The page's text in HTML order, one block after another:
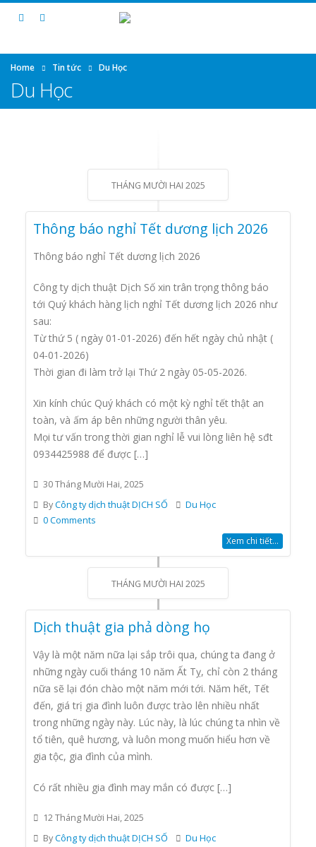
Home Tin tức Du Học
Du Học
THÁNG MƯỜI HAI 2025
Thông báo nghỉ Tết dương lịch 2026
Thông báo nghỉ Tết dương lịch 2026
Công ty dịch thuật Dịch Số xin trân trọng thông báo
tới Quý khách hàng lịch nghỉ Tết dương lịch 2026 như
sau:
Từ thứ 5 ( ngày 01-01-2026) đến hết ngày chủ nhật (
04-01-2026)
Thời gian đi làm trở lại Thứ 2 ngày 05-05-2026.
Xin kính chúc Quý khách có một kỳ nghỉ tết thật an
toàn, và ấm áp bên những người thân yêu.
Mọi tư vấn trong thời gian nghỉ lễ vui lòng liên hệ sđt
0934425988 để được […]
30 Tháng Mười Hai, 2025
ByCông ty dịch thuật DỊCH SỐ
Du Học
0 Comments
Xem chi tiết...
THÁNG MƯỜI HAI 2025
Dịch thuật gia phả dòng họ
Vậy là một năm nữa lại sắp trôi qua, chúng ta đang ở
những ngày cuối tháng 10 năm Ất Tỵ, chỉ còn 2 tháng
nữa sẽ lại đón chào một năm mới tới. Năm hết, Tết
đến, giá trị gia đình luôn được trào lên nhiều nhất
trong những ngày này. Lúc này, là lúc chúng ta nhìn về
tổ tiên, quê hương, và luôn mong muốn hiểu hơn về
gia tộc, gia đình của mình.
Có rất nhiều gia đình may mắn có được […]
12 Tháng Mười Hai, 2025
ByCông ty dịch thuật DỊCH SỐ
Du Học